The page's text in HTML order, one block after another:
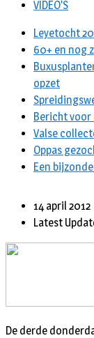
VIDEO’S
Leyetocht
60+ en nog
opzet
Bericht voor
Valse
Oppas
Een
14 april 2012
Latest
De derde